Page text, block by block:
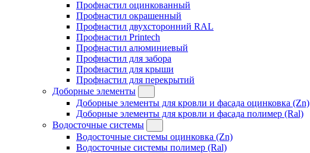
Профнастил оцинкованный
Профнастил окрашенный
Профнастил двухсторонний RAL
Профнастил Printech
Профнастил алюминиевый
Профнастил для забора
Профнастил для крыши
Профнастил для перекрытий
Доборные элементы
Доборные элементы для кровли и фасада оцинковка (Zn)
Доборные элементы для кровли и фасада полимер (Ral)
Водосточные системы
Водосточные системы оцинковка (Zn)
Водосточные системы полимер (Ral)